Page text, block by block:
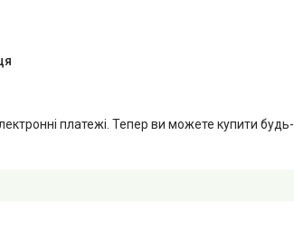
платежі. Тепер ви можете купити будь-